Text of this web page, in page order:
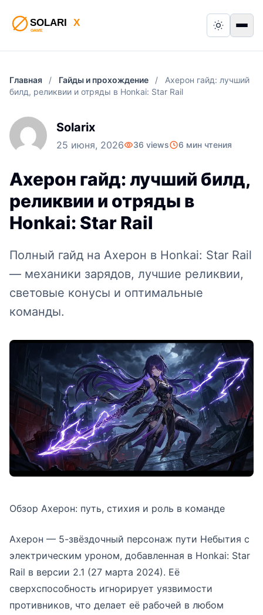
Switch to
Главная / Гайды и прохождение /
Ахерон гайд: лучший
билд, реликвии и отряды в Honkai: Star Rail
Solarix
25 июня, 2026 36 views 6 мин чтения
Ахерон гайд: лучший билд,
реликвии и отряды в
Honkai: Star Rail
Полный гайд на Ахерон в Honkai: Star Rail
— механики зарядов, лучшие реликвии,
световые конусы и оптимальные
команды.
Обзор Ахерон: путь, стихия и роль в команде
Ахерон — 5-звёздочный персонаж пути Небытия с
электрическим уроном, добавленная в Honkai: Star
Rail в версии 2.1 (27 марта 2024). Её
сверхспособность игнорирует уязвимости
противников, что делает её рабочей в любом